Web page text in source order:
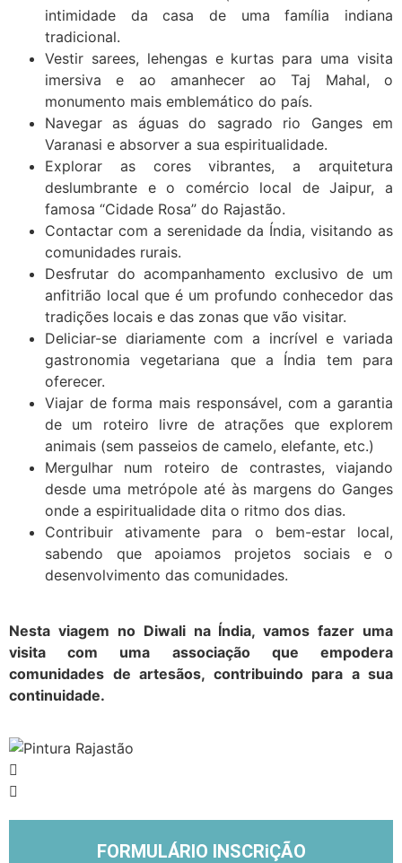
intimidade da casa de uma família indiana
tradicional.
Vestir sarees, lehengas e kurtas para uma visita
imersiva e ao amanhecer ao Taj Mahal, o
monumento mais emblemático do país.
Navegar as águas do sagrado rio Ganges em
Varanasi e absorver a sua espiritualidade.
Explorar as cores vibrantes, a arquitetura
deslumbrante e o comércio local de Jaipur, a
famosa “Cidade Rosa” do Rajastão.
Contactar com a serenidade da Índia, visitando as
comunidades rurais.
Desfrutar do acompanhamento exclusivo de um
anfitrião local que é um profundo conhecedor das
tradições locais e das zonas que vão visitar.
Deliciar-se diariamente com a incrível e variada
gastronomia vegetariana que a Índia tem para
oferecer.
Viajar de forma mais responsável, com a garantia
de um roteiro livre de atrações que explorem
animais (sem passeios de camelo, elefante, etc.)
Mergulhar num roteiro de contrastes, viajando
desde uma metrópole até às margens do Ganges
onde a espiritualidade dita o ritmo dos dias.
Contribuir ativamente para o bem-estar local,
sabendo que apoiamos projetos sociais e o
desenvolvimento das comunidades.
Nesta viagem no Diwali na Índia, vamos fazer uma
visita com uma associação que empodera
comunidades de artesãos, contribuindo para a sua
continuidade.
FORMULÁRIO INSCRiÇÃO